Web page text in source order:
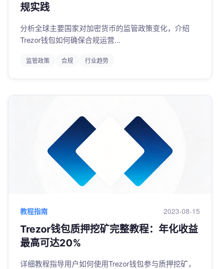
规实践
分析全球主要国家对加密货币的监管政策变化，介绍
Trezor钱包如何确保合规运营...
监管政策 合规 行业趋势
教程指南 2023-08-15
Trezor钱包质押挖矿完整教程：年化收益
最高可达20%
详细教程指导用户如何使用Trezor钱包参与质押挖矿，